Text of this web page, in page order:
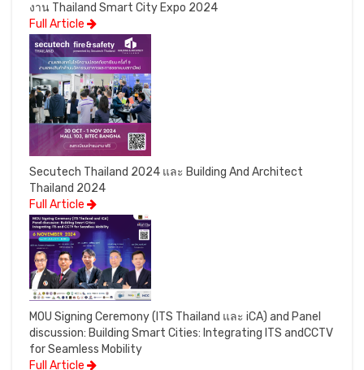
งาน Thailand Smart City Expo 2024
Full Article
Secutech Thailand 2024 และ Building And Architect
Thailand 2024
Full Article
MOU Signing Ceremony (ITS Thailand และ iCA) and Panel
discussion: Building Smart Cities: Integrating ITS andCCTV
for Seamless Mobility
Full Article